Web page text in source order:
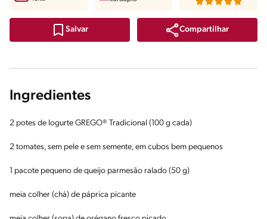
Salvar Compartilhar
Ingredientes
2 potes de Iogurte GREGO® Tradicional (100 g cada)
2 tomates, sem pele e sem semente, em cubos bem pequenos
1 pacote pequeno de queijo parmesão ralado (50 g)
meia colher (chá) de páprica picante